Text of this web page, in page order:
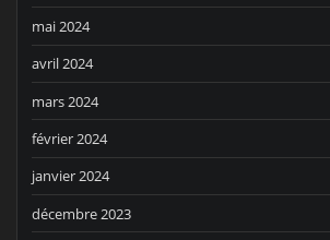
mai 2024
avril 2024
mars 2024
février 2024
janvier 2024
décembre 2023